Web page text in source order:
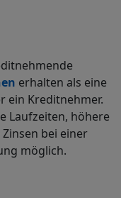
erhalten als eine
ein Kreditnehmer.
Laufzeiten, höhere
bei einer
möglich.